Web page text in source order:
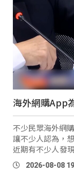
海外網購App
不少民眾海外網
讓不少人認為，
近期有不少人發
民間公司承攬營
疑慮。 民眾
2026-08-08